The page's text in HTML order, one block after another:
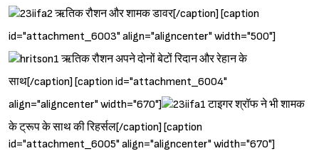
Sign in
ऋतिक रौशन और शामक डावर[/caption] [caption
id="attachment_6003" align="aligncenter" width="500"]
ऋतिक रौशन अपने दोनों बेटों रिदान और रेहान के
साथ[/caption] [caption id="attachment_6004"
align="aligncenter" width="670"]
टाइगर श्रॉफ ने भी शामक
के ट्रूप के साथ की रिहर्सल[/caption] [caption
id="attachment_6005" align="aligncenter" width="670"]